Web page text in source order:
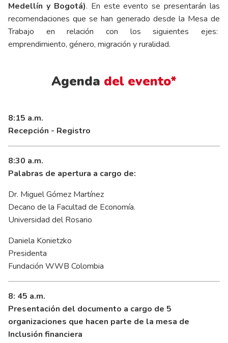
Medellín y Bogotá). En este evento se presentarán las
recomendaciones que se han generado desde la Mesa de
Trabajo en relación con los siguientes ejes:
emprendimiento, género, migración y ruralidad.
Agenda del evento*
8:15 a.m.
Recepción - Registro
8:30 a.m.
Palabras de apertura a cargo de:
Dr. Miguel Gómez Martínez
Decano de la Facultad de Economía.
Universidad del Rosario
Daniela Konietzko
Presidenta
Fundación WWB Colombia
8: 45 a.m.
Presentación del documento a cargo de 5
organizaciones que hacen parte de la mesa de
Inclusión financiera